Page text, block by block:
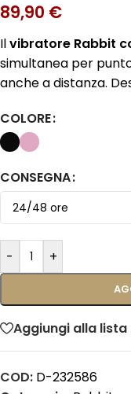
89,90 €
Ilvibratore Rabbit
simultanea per
anche a distanza.
COLORE
CONSEGNA
- +
Aggiungi alla
COD: D-232586